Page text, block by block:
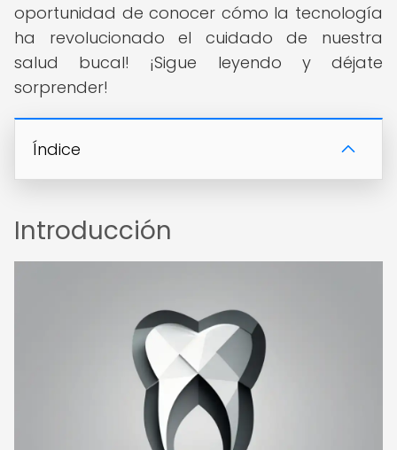
oportunidad de conocer cómo la tecnología
ha revolucionado el cuidado de nuestra
salud bucal! ¡Sigue leyendo y déjate
sorprender!
Índice
Introducción